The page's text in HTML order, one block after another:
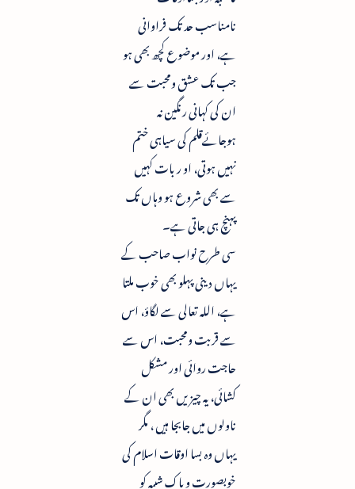
نامناسب حد تک فراوانی
ہے، اور موضوع کچھ بھی ہو
جب تک عشق ومحبت سے
ان کی کہانی رنگین نہ
ہوجائےقلم کی سیاہی ختم
نہیں ہوتی، او ر بات کہیں
سے بھی شروع ہو وہاں تک
پہنچ ہی جاتی ہے۔
سی طرح نواب صاحب کے
یہاں دینی پہلو بھی خوب ملتا
ہے، اللہ تعالى سے لگاؤ، اس
سے قربت ومحبت، اس سے
حاجت روائی اور مشکل
کشائی، یہ چیزیں بھی ان کے
ناولوں میں جابجا ہیں ، مگر
یہاں وہ بسا اوقات اسلام کی
خوبصورت وپاک شبیہ کو